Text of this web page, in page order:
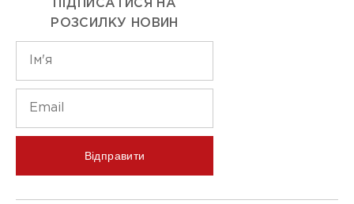
ПІДПИСАТИСЯ НА
РОЗСИЛКУ НОВИН
Відправити